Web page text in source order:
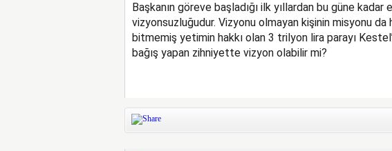
Başkanın göreve başladığı ilk yıllardan bu güne
vizyonsuzluğudur. Vizyonu olmayan kişinin misyonu
bitmemiş yetimin hakkı olan 3 trilyon lira parayı
bağış yapan zihniyette vizyon olabilir mi?